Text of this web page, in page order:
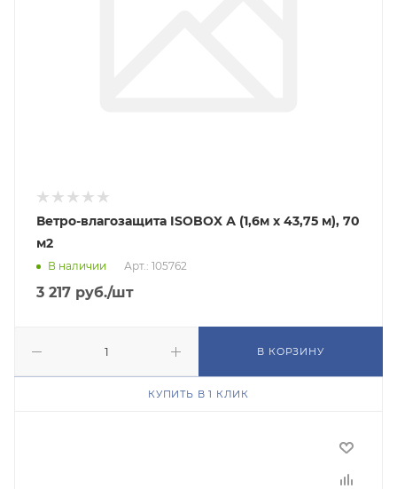
Ветро-влагозащита ISOBOX А (1,6м х 43,75 м), 70
м2
В наличии Арт.: 105762
3 217 руб./шт
В КОРЗИНУ
КУПИТЬ В 1 КЛИК